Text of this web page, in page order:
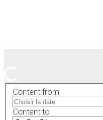
Content from
Content to